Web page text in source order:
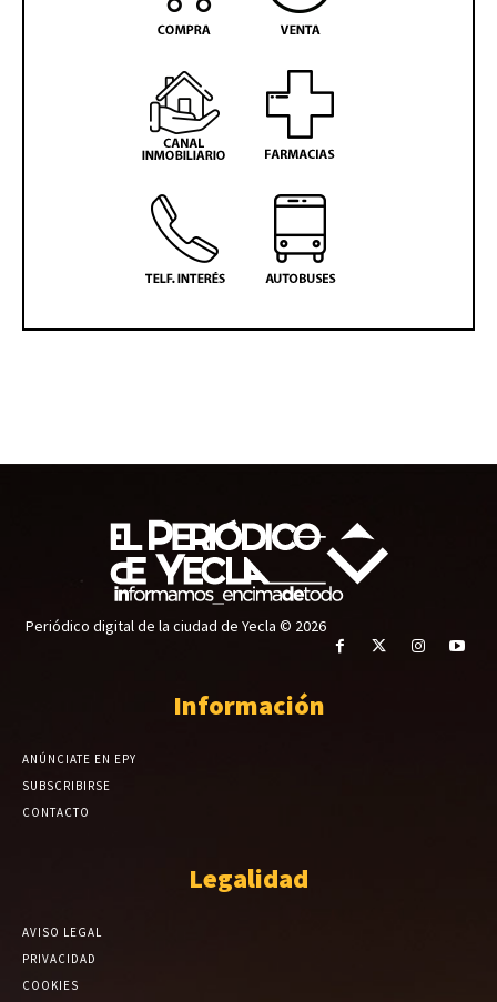
Periódico digital de la ciudad de Yecla © 2026
Información
ANÚNCIATE EN EPY
SUBSCRIBIRSE
CONTACTO
Legalidad
AVISO LEGAL
PRIVACIDAD
COOKIES